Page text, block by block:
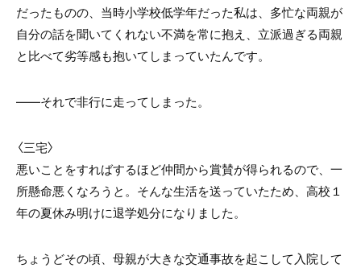
だったものの、当時小学校低学年だった私は、多忙な両親が
自分の話を聞いてくれない不満を常に抱え、立派過ぎる両親
と比べて劣等感も抱いてしまっていたんです。
――それで非行に走ってしまった。
〈三宅〉
悪いことをすればするほど仲間から賞賛が得られるので、一
所懸命悪くなろうと。そんな生活を送っていたため、高校１
年の夏休み明けに退学処分になりました。
ちょうどその頃、母親が大きな交通事故を起こして入院して